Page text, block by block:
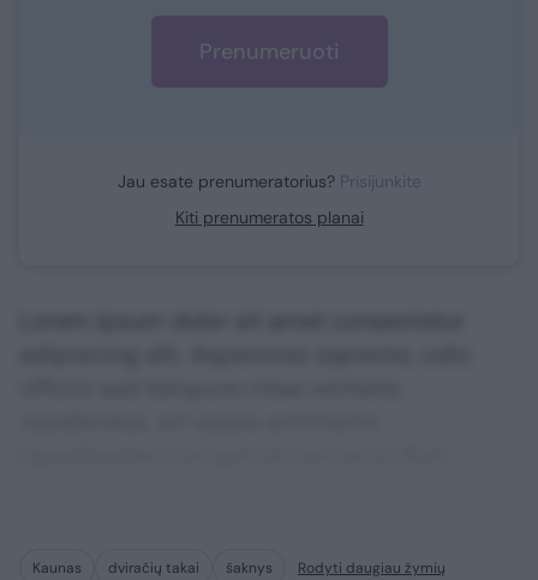
Prenumeruoti
Jau esate prenumeratorius? Prisijunkite
Kiti prenumeratos planai
Kaunas dviračių takai šaknys Rodyti daugiau žymių